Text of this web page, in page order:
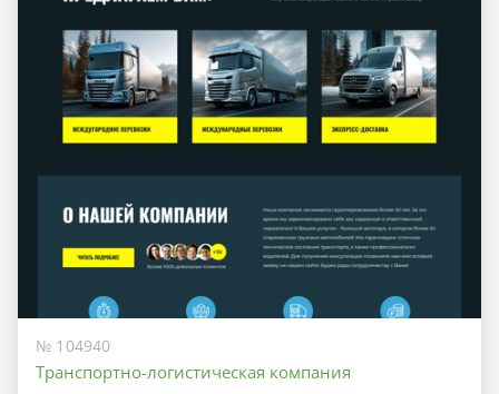
№ 104940
Транспортно-логистическая компания